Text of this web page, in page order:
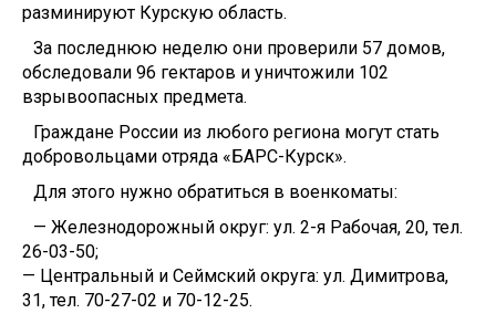
разминируют Курскую область.
За последнюю неделю они проверили 57 домов,
обследовали 96 гектаров и уничтожили 102
взрывоопасных предмета.
Граждане России из любого региона могут стать
добровольцами отряда «БАРС-Курск».
Для этого нужно обратиться в военкоматы:
— Железнодорожный округ: ул. 2-я Рабочая, 20, тел.
26-03-50;
— Центральный и Сеймский округа: ул. Димитрова,
31, тел. 70-27-02 и 70-12-25.